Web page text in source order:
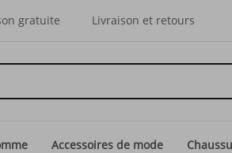
gratuite Livraison et retours
Accessoires de mode